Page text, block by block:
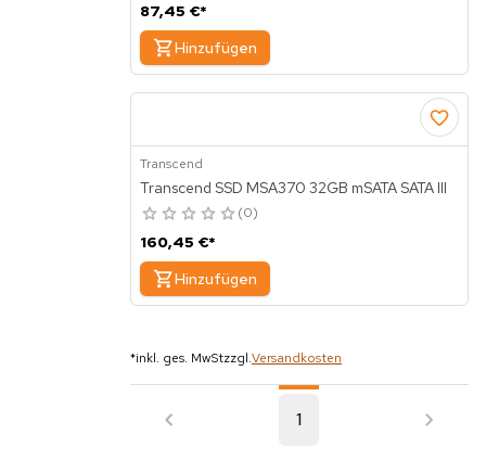
87,45 €*
Hinzufügen
Transcend
Transcend SSD MSA370 32GB mSATA SATA III
0
160,45 €*
Hinzufügen
*inkl. ges. MwStzzgl.Versandkosten
1